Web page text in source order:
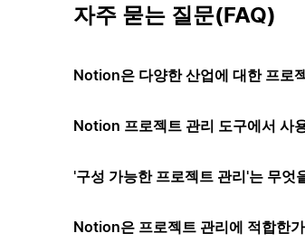
자주 묻는 질문(FAQ)
Notion은 다양한 산업에 대한 프로
Notion 프로젝트 관리 도구에서 사
'구성 가능한 프로젝트 관리'는 무엇
Notion은 프로젝트 관리에 적합한